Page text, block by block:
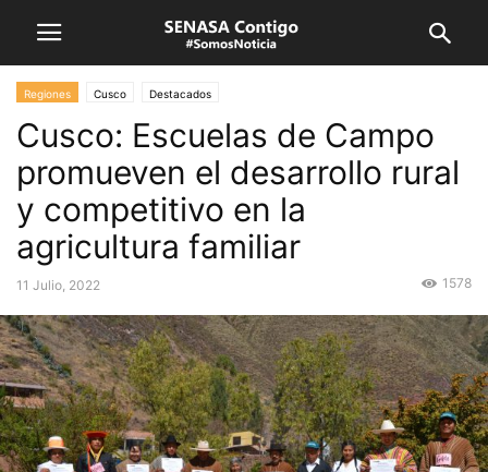
Regiones Cusco Destacados
Cusco: Escuelas de Campo
promueven el desarrollo rural
y competitivo en la
agricultura familiar
11 Julio, 2022 1578